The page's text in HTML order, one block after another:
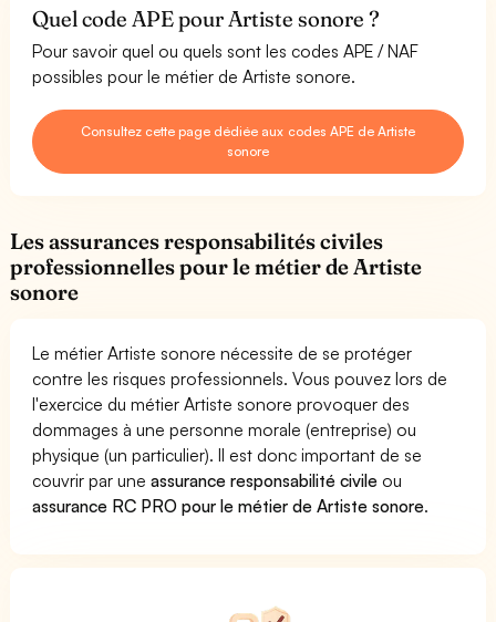
Quel code APE pour Artiste sonore ?
Pour savoir quel ou quels sont les codes APE / NAF
possibles pour le métier de Artiste sonore.
Consultez cette page dédiée aux codes APE de Artiste
sonore
Les assurances responsabilités civiles
professionnelles pour le métier de Artiste
sonore
Le métier Artiste sonore nécessite de se protéger
contre les risques professionnels. Vous pouvez lors de
l'exercice du métier Artiste sonore provoquer des
dommages à une personne morale (entreprise) ou
physique (un particulier). Il est donc important de se
couvrir par uneassurance responsabilité civile ou
assurance RC PRO pour le métier de Artiste sonore.